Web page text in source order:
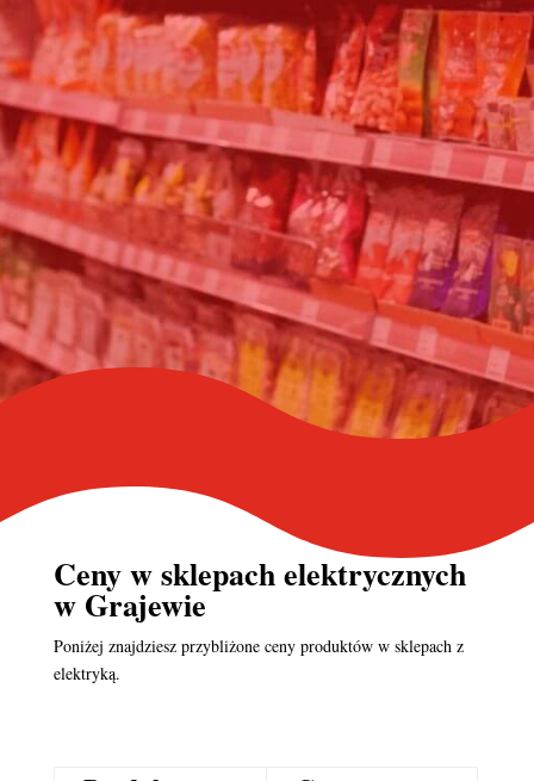
Ceny wsklepach elektrycznych
w Grajewie
Poniżej znajdziesz przybliżone ceny produktów w sklepach z
elektryką.